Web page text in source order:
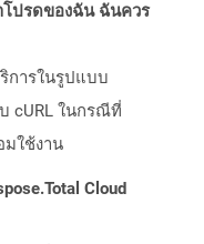
ปรดของฉัน ฉันควร
การในรูปแบบ
cURL ในกรณีที่
มใช้งาน
Cloud